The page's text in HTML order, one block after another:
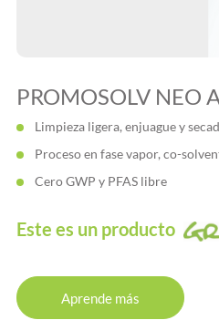
PROMOSOLV NEO
Limpieza ligera, enjuague y
Proceso en fase vapor, co-
Cero GWP y PFAS libre
Este es un producto
Aprende más